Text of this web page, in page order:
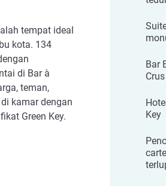
tempat ideal
kota. 134
di Bar à
teman,
kamar dengan
Green Key.
Bar
Key